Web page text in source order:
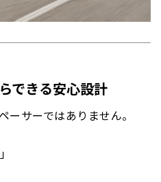
らできる安心設計
ーサーではありません。